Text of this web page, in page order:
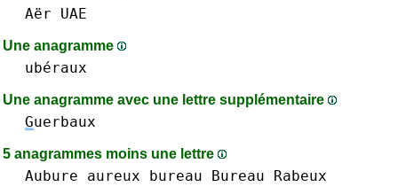
Aër UAE
Une anagramme
ubéraux
Une anagramme avec une lettre supplémentaire
Guerbaux
5 anagrammes moins une lettre
Aubure aureux bureau Bureau Rabeux